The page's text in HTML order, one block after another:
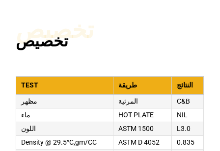
تخصيص
تخصيص
TEST طريقة النتائج
مظهر المرئية
C&B
ماء
HOT PLATE
NIL
اللون
ASTM 1500
L3.0
Density @ 29.5°C,gm/CC
ASTM D 4052
0.835